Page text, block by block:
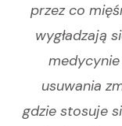
przez co
wygładzają
usuwania
gdzie stosuje